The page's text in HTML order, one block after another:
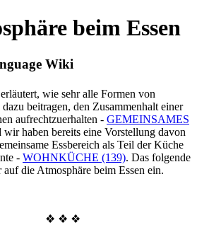
beim Essen
Wiki
wie sehr alle Formen von
dazu beitragen, den Zusammenhalt einer
aufrechtzuerhalten - GEMEINSAMES
wir haben bereits eine Vorstellung davon
Essbereich als Teil der Küche
- WOHNKÜCHE (139). Das folgende
auf die Atmosphäre beim Essen ein.
❖ ❖ ❖